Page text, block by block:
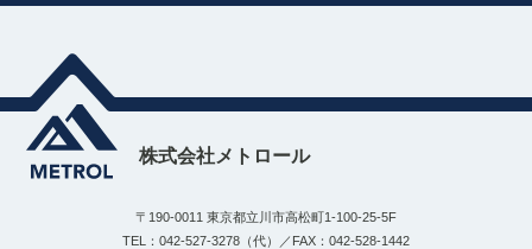
株式会社メトロール
〒190-0011 東京都立川市高松町1-100-25-5F
TEL：042-527-3278（代）／FAX：042-528-1442